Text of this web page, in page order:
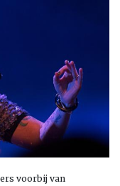
voorbij van